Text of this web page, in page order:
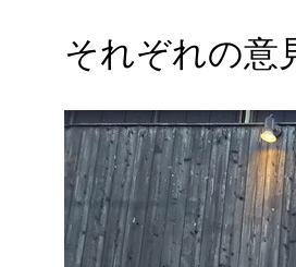
それぞれの意